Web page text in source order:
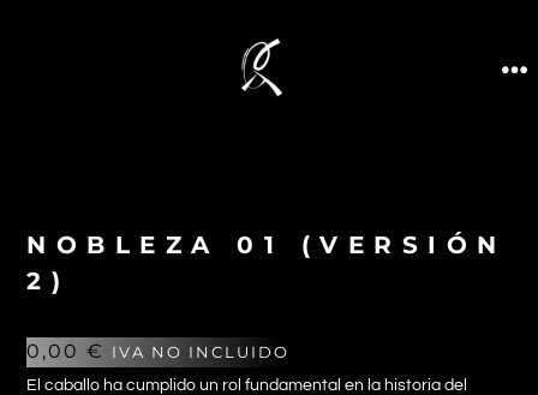
NOBLEZA 01 (VERSIÓN
2)
0,00€ IVA NO INCLUIDO
El caballo ha cumplido un rol fundamental en la historia del